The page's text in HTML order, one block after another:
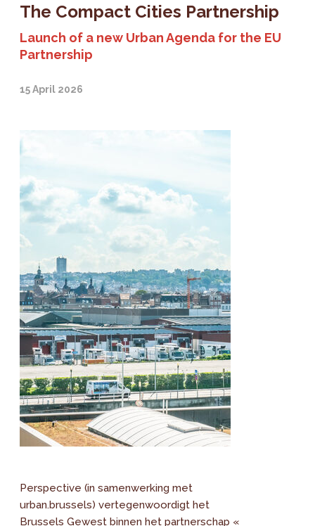
The Compact Cities Partnership
Launch of a new Urban Agenda for the EU
Partnership
15 April 2026
Perspective (in samenwerking met
urban.brussels) vertegenwoordigt het
Brussels Gewest binnen het partnerschap «